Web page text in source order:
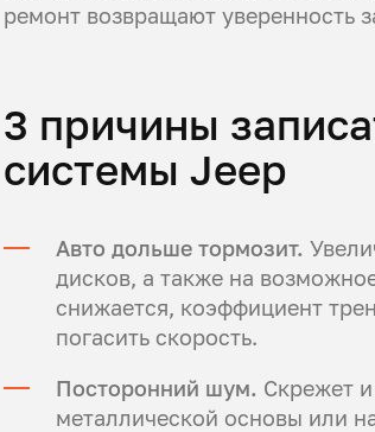
ремонт возвращают уверенность
3 причины
системы Jeep
Авто дольше тормозит.
дисков, а также на
снижается, коэффициент
погасить скорость.
Посторонний шум. Скрежет
металлической основы или